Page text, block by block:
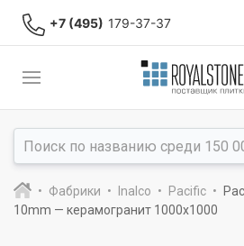
+7 (495) 179-37-37
Фабрики Inalco Pacific
10mm — керамогранит 1000x1000